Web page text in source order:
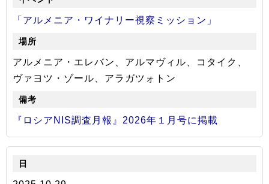
「アルメニア・ワイナリー視察ミッション」
アルメニア・エレバン、アルマヴィル、コタイク、
ヴァヨツ・ゾール、アラガツォトン
『ロシアNIS調査月報』2026年１月号に掲載